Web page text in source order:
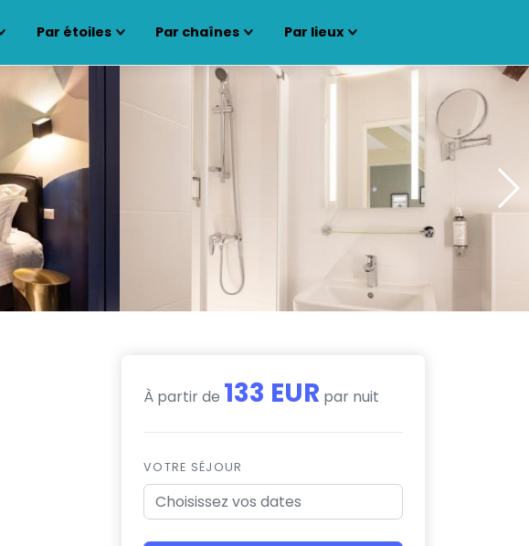
Par étoiles Par chaînes Par lieux
À partir de 133 EUR par nuit
VOTRE SÉJOUR